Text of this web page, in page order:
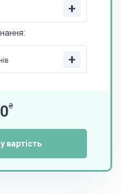
+
+
₴
вартість